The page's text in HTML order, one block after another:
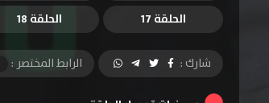
الحلقة 17
الحلقة 18
شارك : الرابط المختصر :